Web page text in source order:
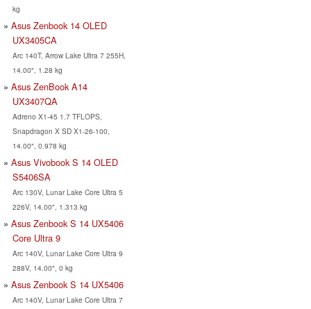
kg
Asus Zenbook 14 OLED
UX3405CA
Arc 140T, Arrow Lake Ultra 7 255H,
14.00", 1.28 kg
Asus ZenBook A14
UX3407QA
Adreno X1-45 1.7 TFLOPS,
Snapdragon X SD X1-26-100,
14.00", 0.978 kg
Asus Vivobook S 14 OLED
S5406SA
Arc 130V, Lunar Lake Core Ultra 5
226V, 14.00", 1.313 kg
Asus Zenbook S 14 UX5406
Core Ultra 9
Arc 140V, Lunar Lake Core Ultra 9
288V, 14.00", 0 kg
Asus Zenbook S 14 UX5406
Arc 140V, Lunar Lake Core Ultra 7